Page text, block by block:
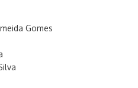
Gomes